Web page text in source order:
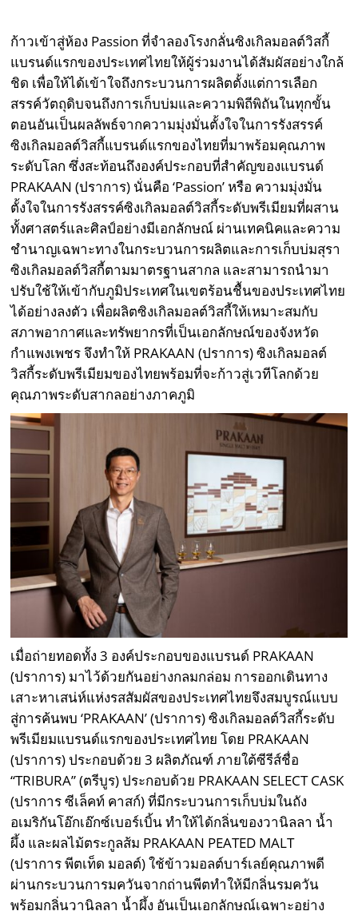
ก้าวเข้าสู่ห้อง Passion ที่จำลองโรงกลั่นซิงเกิลมอลต์วิสกี้
แบรนด์แรกของประเทศไทยให้ผู้ร่วมงานได้สัมผัสอย่างใกล้
ชิด เพื่อให้ได้เข้าใจถึงกระบวนการผลิตตั้งแต่การเลือก
สรรค์วัตถุดิบจนถึงการเก็บบ่มและความพิถีพิถันในทุกขั้น
ตอนอันเป็นผลลัพธ์จากความมุ่งมั่นตั้งใจในการรังสรรค์
ซิงเกิลมอลต์วิสกี้แบรนด์แรกของไทยที่มาพร้อมคุณภาพ
ระดับโลก ซึ่งสะท้อนถึงองค์ประกอบที่สำคัญของแบรนด์
PRAKAAN (ปราการ) นั่นคือ ‘Passion’ หรือ ความมุ่งมั่น
ตั้งใจในการรังสรรค์ซิงเกิลมอลต์วิสกี้ระดับพรีเมียมที่ผสาน
ทั้งศาสตร์และศิลป์อย่างมีเอกลักษณ์ ผ่านเทคนิคและความ
ชำนาญเฉพาะทางในกระบวนการผลิตและการเก็บบ่มสุรา
ซิงเกิลมอลต์วิสกี้ตามมาตรฐานสากล และสามารถนำมา
ปรับใช้ให้เข้ากับภูมิประเทศในเขตร้อนชื้นของประเทศไทย
ได้อย่างลงตัว เพื่อผลิตซิงเกิลมอลต์วิสกี้ให้เหมาะสมกับ
สภาพอากาศและทรัพยากรที่เป็นเอกลักษณ์ของจังหวัด
กำแพงเพชร จึงทำให้ PRAKAAN (ปราการ) ซิงเกิลมอลต์
วิสกี้ระดับพรีเมียมของไทยพร้อมที่จะก้าวสู่เวทีโลกด้วย
คุณภาพระดับสากลอย่างภาคภูมิ
เมื่อถ่ายทอดทั้ง 3 องค์ประกอบของแบรนด์ PRAKAAN
(ปราการ) มาไว้ด้วยกันอย่างกลมกล่อม การออกเดินทาง
เสาะหาเสน่ห์แห่งรสสัมผัสของประเทศไทยจึงสมบูรณ์แบบ
สู่การค้นพบ ‘PRAKAAN’ (ปราการ) ซิงเกิลมอลต์วิสกี้ระดับ
พรีเมียมแบรนด์แรกของประเทศไทย โดย PRAKAAN
(ปราการ) ประกอบด้วย 3 ผลิตภัณฑ์ ภายใต้ซีรีส์ชื่อ
“TRIBURA” (ตรีบูร) ประกอบด้วย PRAKAAN SELECT CASK
(ปราการ ซีเล็คท์ คาสก์) ที่มีกระบวนการเก็บบ่มในถัง
อเมริกันโอ๊กเอ๊กซ์เบอร์เบิ้น ทำให้ได้กลิ่นของวานิลลา น้ำ
ผึ้ง และผลไม้ตระกูลส้ม PRAKAAN PEATED MALT
(ปราการ พีตเท็ด มอลต์) ใช้ข้าวมอลต์บาร์เลย์คุณภาพดี
ผ่านกระบวนการมควันจากถ่านพีตทำให้มีกลิ่นรมควัน
พร้อมกลิ่นวานิลลา น้ำผึ้ง อันเป็นเอกลักษณ์เฉพาะอย่าง